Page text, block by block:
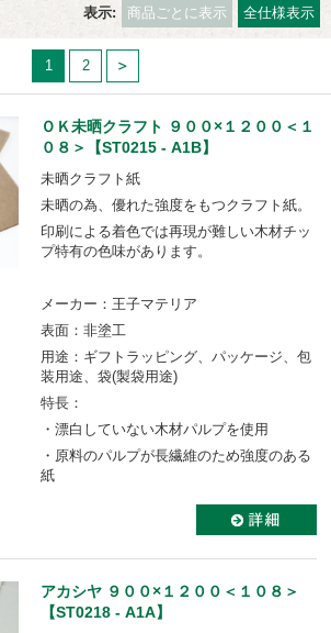
表示: 商品ごとに表示 全仕様表示
1 2
ＯＫ未晒クラフト ９００×１２００＜１
０８＞【ST0215 - A1B】
未晒クラフト紙
未晒の為、優れた強度をもつクラフト紙。
印刷による着色では再現が難しい木材チッ
プ特有の色味があります。
メーカー：王子マテリア
表面：非塗工
用途：ギフトラッピング、パッケージ、包
装用途、袋(製袋用途)
特長：
・漂白していない木材パルプを使用
・原料のパルプが長繊維のため強度のある
紙
アカシヤ ９００×１２００＜１０８＞
【ST0218 - A1A】